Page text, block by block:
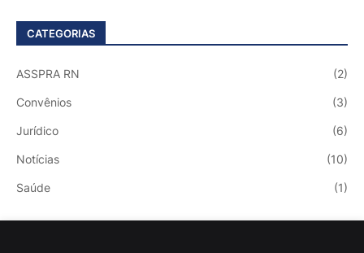
CATEGORIAS
ASSPRA RN (2)
Convênios (3)
Jurídico (6)
Notícias (10)
Saúde (1)